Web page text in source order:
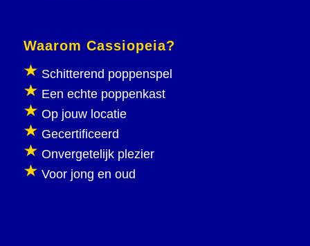
Waarom Cassiopeia?
Schitterend poppenspel
Een echte poppenkast
Op jouw locatie
Gecertificeerd
Onvergetelijk plezier
Voor jong en oud